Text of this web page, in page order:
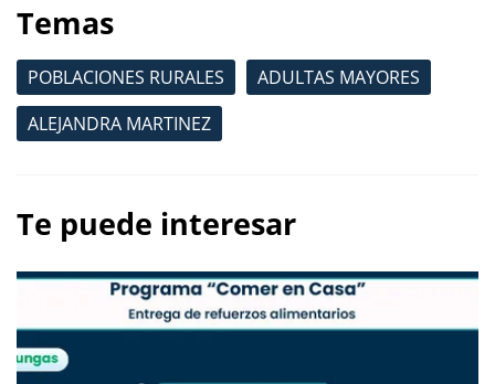
Temas
POBLACIONES RURALES
ADULTAS MAYORES
ALEJANDRA MARTINEZ
Te puede interesar